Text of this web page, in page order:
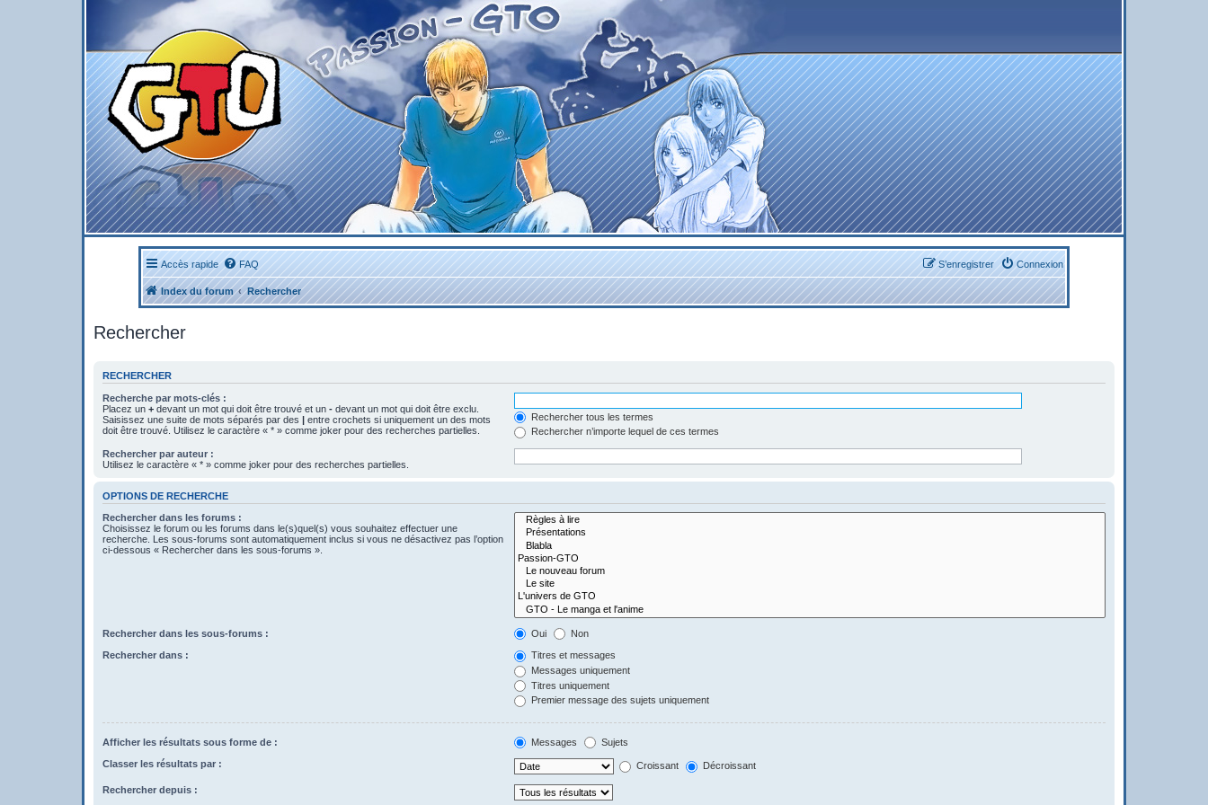
Accès rapide FAQ Connexion
S’enregistrer
Index du forum Rechercher
Rechercher
RECHERCHER
Recherche par mots-clés :
Placez un + devant un mot qui doit être trouvé et un - devant un mot qui doit être exclu.
Saisissez une suite de mots séparés par des | entre crochets si uniquement un des mots
doit être trouvé. Utilisez le caractère « * » comme joker pour des recherches partielles.
Rechercher tous les termes
Rechercher n’importe lequel de ces termes
Rechercher par auteur :
Utilisez le caractère « * » comme joker pour des recherches partielles.
OPTIONS DE RECHERCHE
Rechercher dans les forums :
Choisissez le forum ou les forums dans le(s)quel(s) vous souhaitez effectuer une
recherche. Les sous-forums sont automatiquement inclus si vous ne désactivez pas l’option
ci-dessous « Rechercher dans les sous-forums ».
Rechercher dans les sous-forums : Oui Non
Rechercher dans :
Titres et messages
Messages uniquement
Titres uniquement
Premier message des sujets uniquement
Afficher les résultats sous forme de : Messages Sujets
Classer les résultats par : Croissant Décroissant
Rechercher depuis :